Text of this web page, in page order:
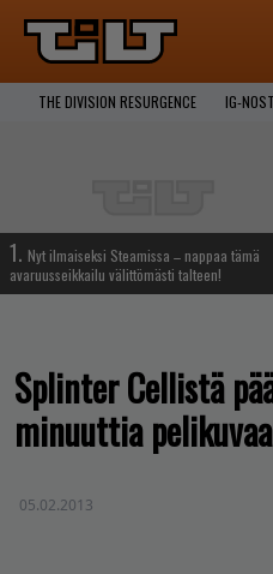
THE DIVISION RESURGENCE IG-
1. Nyt ilmaiseksi Steamissa – nappaa tämä
avaruusseikkailu välittömästi talteen!
Splinter Cellistä
minuuttia pelikuvaa
05.02.2013